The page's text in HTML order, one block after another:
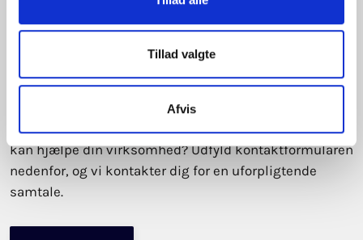
Tillad valgte
Afvis
rammer jeres virksomhed?
virksomheder i at skabe reel forandring og
kommerciel succes gennem dobbelt
væsentlighedsanalyse, strategi, rapportering og
uddannelse. Ønsker du at høre mere om, hvordan vi
kan hjælpe din virksomhed? Udfyld kontaktformularen
nedenfor, og vi kontakter dig for en uforpligtende
samtale.